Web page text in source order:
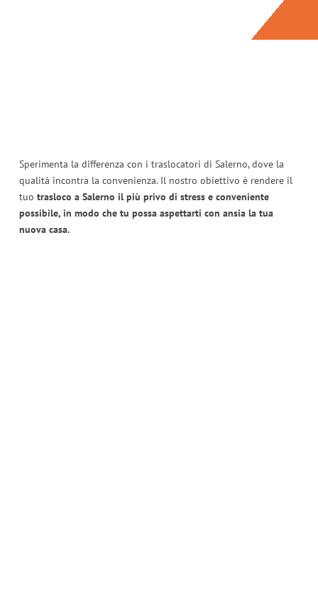
Sperimenta la differenza con i traslocatori di Salerno, dove la
qualità incontra la convenienza. Il nostro obiettivo è rendere il
tuo trasloco a Salerno il più privo di stress e conveniente
possibile, in modo che tu possa aspettarti con ansia la tua
nuova casa.